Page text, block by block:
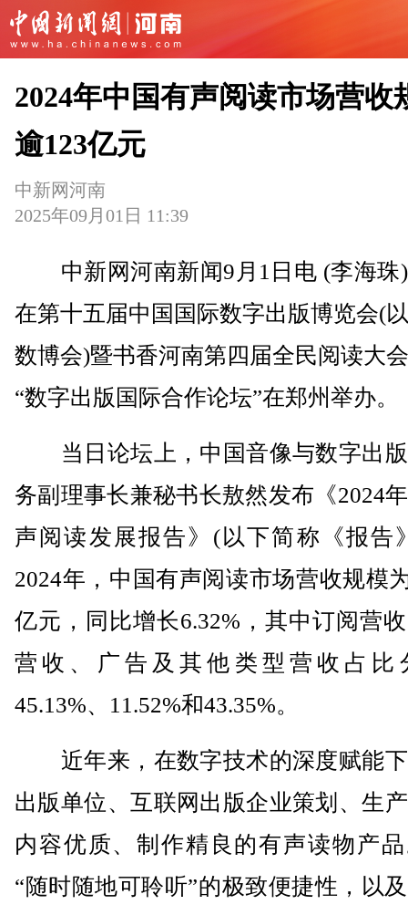
2024年中国有声阅读市场营收
逾123亿元
中新网河南
2025年09月01日 11:39
中新网河南新闻9月1日电 (李海珠
在第十五届中国国际数字出版博览会(
数博会)暨书香河南第四届全民阅读大
“数字出版国际合作论坛”在郑州举办。
当日论坛上，中国音像与数字出
务副理事长兼秘书长敖然发布《2024
声阅读发展报告》(以下简称《报告
2024年，中国有声阅读市场营收规模
亿元，同比增长6.32%，其中订阅营
营收、广告及其他类型营收占比
45.13%、11.52%和43.35%。
近年来，在数字技术的深度赋能
出版单位、互联网出版企业策划、生
内容优质、制作精良的有声读物产
“随时随地可聆听”的极致便捷性，以